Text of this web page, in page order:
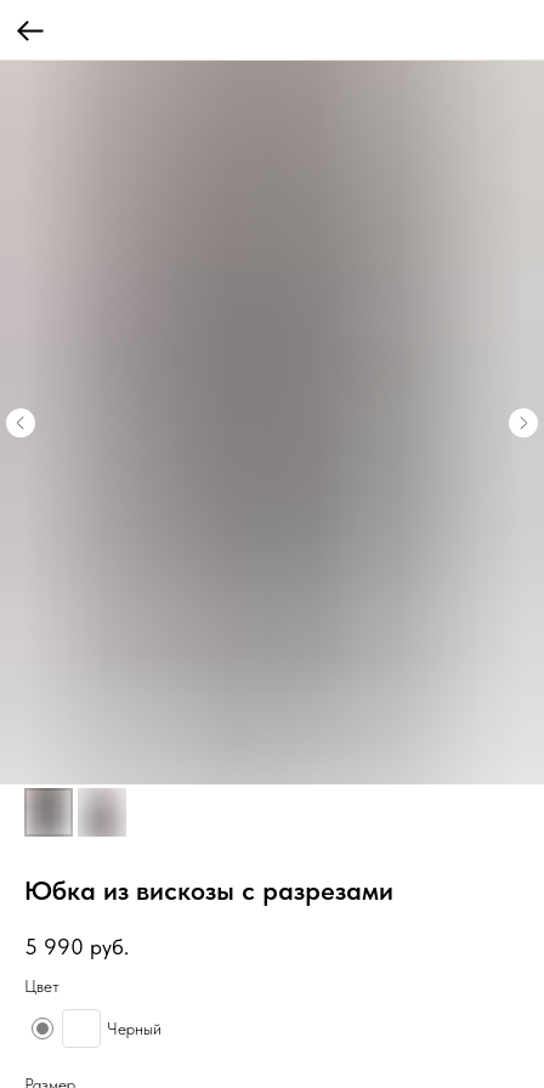
Юбка из вискозы с разрезами
5 990 руб.
Цвет
Черный